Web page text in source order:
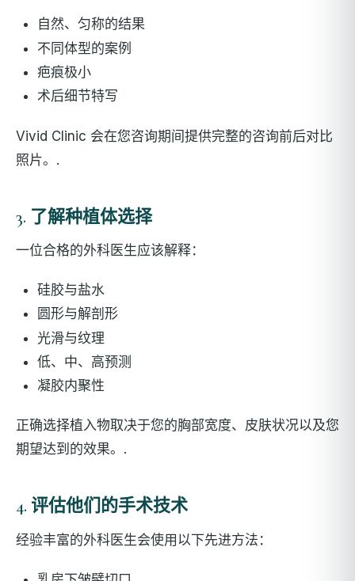
自然、匀称的结果
不同体型的案例
疤痕极小
术后细节特写
Vivid Clinic 会在您咨询期间提供完整的咨询前后对比
照片。.
3. 了解种植体选择
一位合格的外科医生应该解释：
硅胶与盐水
圆形与解剖形
光滑与纹理
低、中、高预测
凝胶内聚性
正确选择植入物取决于您的胸部宽度、皮肤状况以及您
期望达到的效果。.
4. 评估他们的手术技术
经验丰富的外科医生会使用以下先进方法：